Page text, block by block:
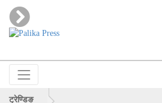
ट्रेण्डिङ